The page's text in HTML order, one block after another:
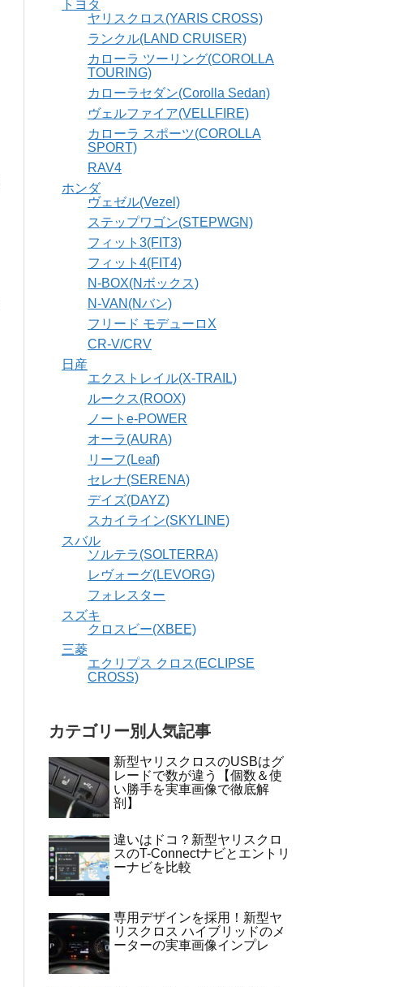
トヨタ
ヤリスクロス(YARIS CROSS)
ランクル(LAND CRUISER)
カローラ ツーリング(COROLLA
TOURING)
カローラセダン(Corolla Sedan)
ヴェルファイア(VELLFIRE)
カローラ スポーツ(COROLLA
SPORT)
RAV4
ホンダ
ヴェゼル(Vezel)
ステップワゴン(STEPWGN)
フィット3(FIT3)
フィット4(FIT4)
N-BOX(Nボックス)
N-VAN(Nバン)
フリード モデューロX
CR-V/CRV
日産
エクストレイル(X-TRAIL)
ルークス(ROOX)
ノートe-POWER
オーラ(AURA)
リーフ(Leaf)
セレナ(SERENA)
デイズ(DAYZ)
スカイライン(SKYLINE)
スバル
ソルテラ(SOLTERRA)
レヴォーグ(LEVORG)
フォレスター
スズキ
クロスビー(XBEE)
三菱
エクリプス クロス(ECLIPSE
CROSS)
カテゴリー別人気記事
新型ヤリスクロスのUSBはグ
レードで数が違う【個数＆使
い勝手を実車画像で徹底解
剖】
違いはドコ？新型ヤリスクロ
スのT-Connectナビとエントリ
ーナビを比較
専用デザインを採用！新型ヤ
リスクロス ハイブリッドのメ
ーターの実車画像インプレ